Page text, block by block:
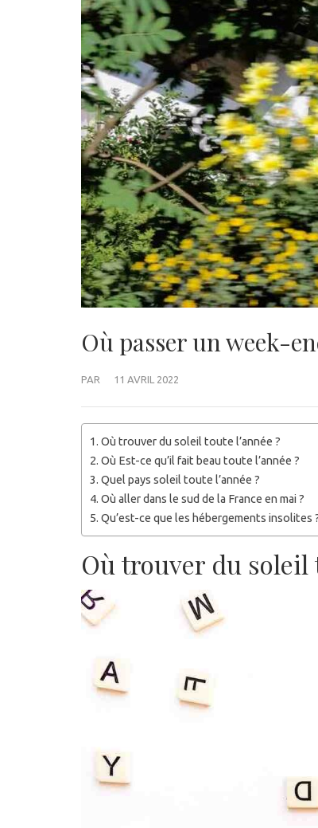
Où passer un week-
PAR 11 AVRIL 2022
Où trouver du soleil toute l’année ?
Où Est-ce qu’il fait beau toute l’année ?
Quel pays soleil toute l’année ?
Où aller dans le sud de la France en mai ?
Qu’est-ce que les hébergements insolites
Où trouver du soleil